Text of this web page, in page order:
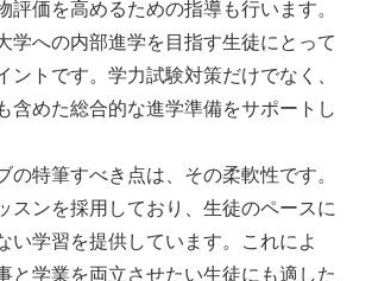
評価を高めるための指導も行います。
学への内部進学を目指す生徒にとって
ントです。学力試験対策だけでなく、
含めた総合的な進学準備をサポートし
の特筆すべき点は、その柔軟性です。
スンを採用しており、生徒のペースに
い学習を提供しています。これによ
と学業を両立させたい生徒にも適した